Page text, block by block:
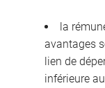
la
avantages
lien de
inférieure